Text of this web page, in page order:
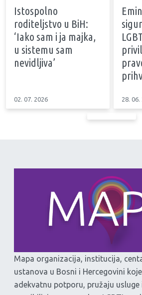
Istospolno
roditeljstvo u BiH:
‘Iako sam i ja majka,
u sistemu sam
nevidljiva’
02. 07. 2026 28. 06.
Mapa organizacija, institucija,
ustanova u Bosni i Hercegovini
adekvatnu potporu, pružaju usluge